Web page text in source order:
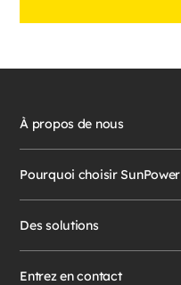
À propos de nous
Pourquoi choisir SunPower
Des solutions
Entrez en contact